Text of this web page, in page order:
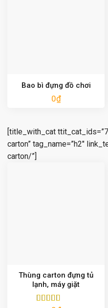
Bao bì đựng đồ chơi
0₫
[title_with_cat
carton” tag_name=”h2″
carton/”]
Thùng carton đựng tủ
lạnh, máy giặt